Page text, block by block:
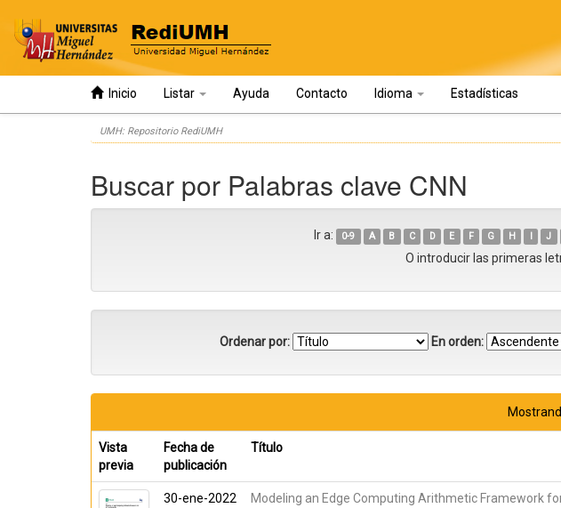
Inicio Listar Ayuda Contacto Idioma Estadísticas
UMH: Repositorio RediUMH
Buscar por Palabras clave CNN
Ir a: 0-9 A B C D E F G H I J
O introducir las primeras
Ordenar por: En orden:
Vista
previa
Fecha de
publicación
Título
30-ene-2022
Modeling an Edge Computing Arithmetic Framework